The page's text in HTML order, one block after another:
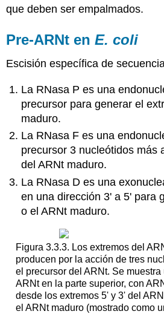
que deben ser empalmados.
Pre-ARNt enE. coli
Escisión específica de
La RNasa P es una
precursor para generar el
maduro.
La RNasa F es una
precursor 3 nucleótidos más
del ARNt maduro.
La RNasa D es una
en una dirección 3' a 5' para
o el ARNt maduro.
Figura 3.3.3. Los extremos del
producen por la acción de tres
el precursor del ARNt. Se
ARNt en la parte superior, con
desde los extremos 5' y 3' del
el ARNt maduro (mostrado como